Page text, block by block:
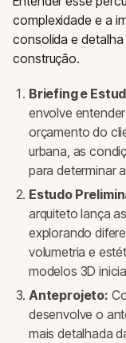
complexidade e a
consolida e
construção.
Briefing e
envolve
orçamento do
urbana, as
para determinar
Estudo
arquiteto lança
explorando
volumetria e
modelos 3D
Anteprojeto:
desenvolve o
mais detalhada